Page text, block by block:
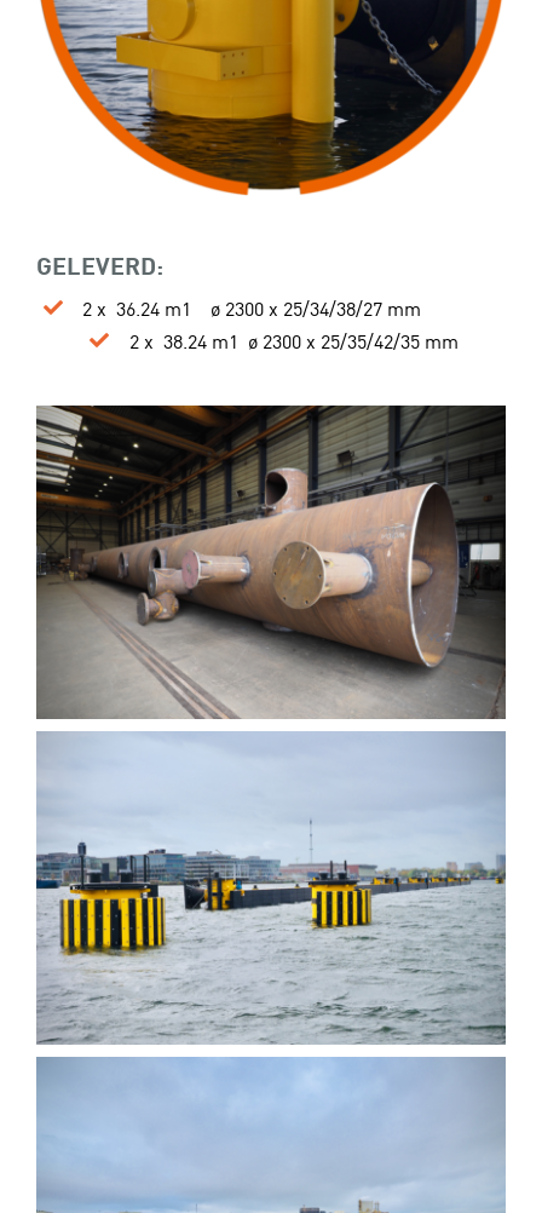
GELEVERD:
2 x 36.24 m1
ø 2300 x 25/34/38/27 mm
2 x 38.24 m1 ø 2300 x 25/35/42/35 mm